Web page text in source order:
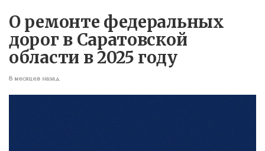
О ремонте федеральных
дорог в Саратовской
области в 2025 году
8 месяцев назад